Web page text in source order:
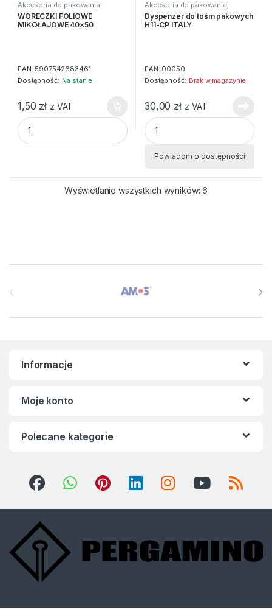
Akcesoria do pakowania
WORECZKI FOLIOWE
MIKOŁAJOWE 40×50
EAN: 5907542683461
Dostępność: Na stanie
1,50 zł z VAT
WORECZKI FOLIOWE MIKOŁAJOWE 40x50 quantity
Akcesoria do pakowania,
Artykuły pakowe, Dyspensery
Dyspenzer do tośm pakowych
H11-CP ITALY
EAN: 00050
Dostępność: Brak w magazynie
30,00 zł z VAT
Dyspenzer do tośm
Powiadom o dostępności
Wyświetlanie wszystkich wyników: 6
Informacje
Moje konto
Polecane kategorie